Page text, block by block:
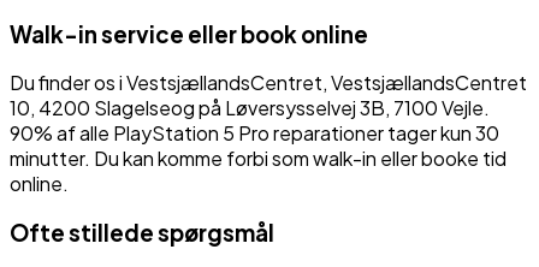
Walk-in service eller book online
Du finder os iVestsjællandsCentret,VestsjællandsCentret
10, 4200 Slagelseog på Løversysselvej 3B, 7100Vejle.
90% af alle PlayStation 5 Proreparationer tager kun 30
minutter. Du kan komme forbi som walk-in eller booke tid
online.
Ofte stillede spørgsmål